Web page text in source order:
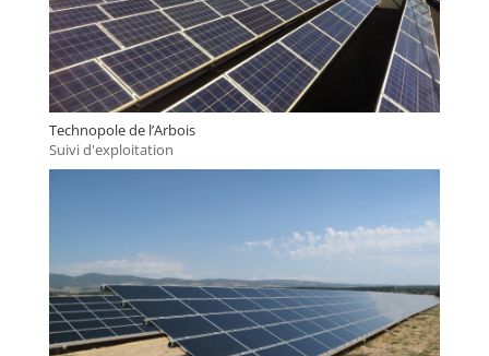
Technopole de l’Arbois
Suivi d'exploitation